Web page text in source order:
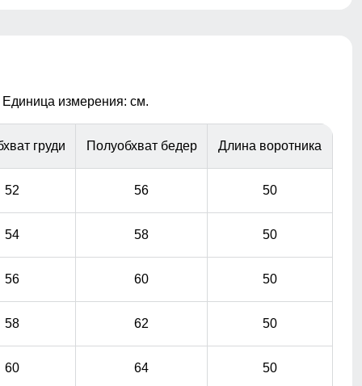
Манжеты с овчиной
Подчеркивают изысканность изделия и обеспечивают
дополнительную защиту от холода.
Единица измерения: см.
груди Полуобхват бедер Длина воротника
52 56 50
54 58 50
56 60 50
58 62 50
60 64 50